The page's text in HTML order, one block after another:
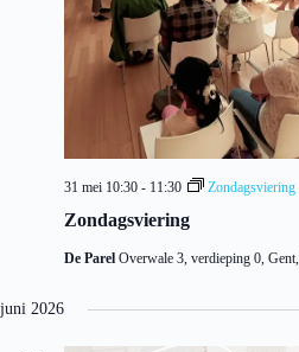
Zondagsviering
31 mei 10:30 - 11:30 Zondagsviering
De Parel Overwale 3, verdieping 0,
juni 2026